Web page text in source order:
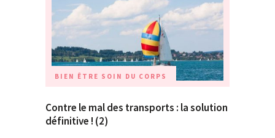
BIEN ÊTRE SOIN DU CORPS
Contre le mal des transports : la solution
définitive ! (2)